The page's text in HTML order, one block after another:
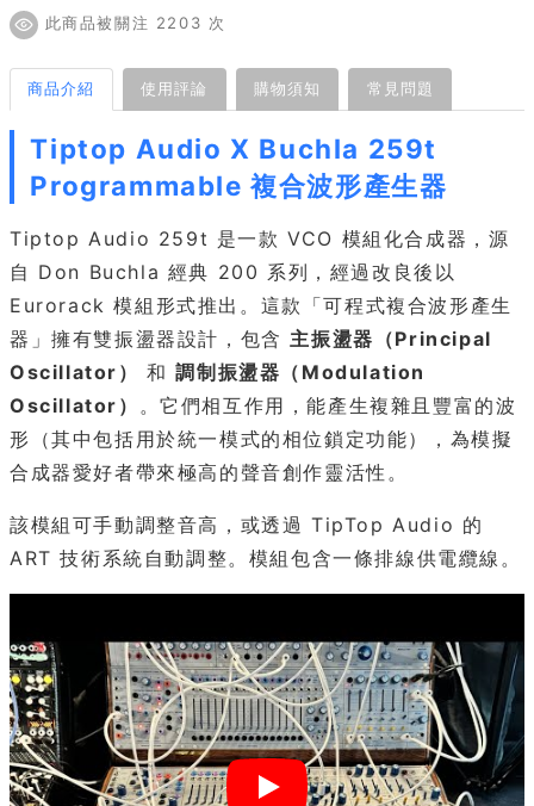
此商品被關注 2203 次
商品介紹 使用評論 購物須知 常見問題
Tiptop Audio X Buchla 259t
Programmable 複合波形產生器
Tiptop Audio 259t 是一款 VCO 模組化合成器，源
自 Don Buchla 經典 200 系列，經過改良後以
Eurorack 模組形式推出。這款「可程式複合波形產生
器」擁有雙振盪器設計，包含主振盪器（Principal
Oscillator）
和調制振盪器（Modulation
Oscillator） 。它們相互作用，能產生複雜且豐富的波
形（其中包括用於統一模式的相位鎖定功能），為模擬
合成器愛好者帶來極高的聲音創作靈活性。
該模組可手動調整音高，或透過 TipTop Audio 的
ART 技術系統自動調整。模組包含一條排線供電纜線。